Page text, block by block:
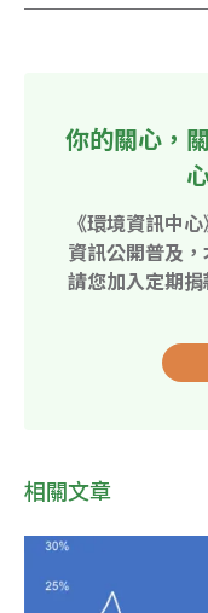
你的關心，
《環境資訊中
資訊公開普及
請您加入定期
相關文章